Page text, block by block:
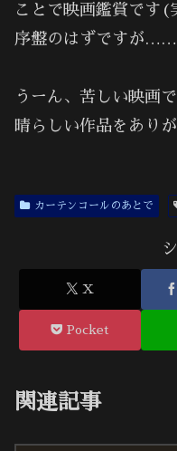
ことで映画鑑賞です(
序盤のはずですが
うーん、苦しい映画
晴らしい作品をあり
カーテンコールのあとで
X
Pocket
関連記事